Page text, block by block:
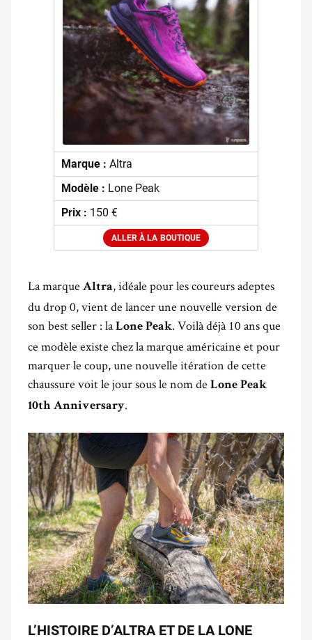
Marque : Altra
Modèle : Lone Peak
Prix : 150 €
ALLER À LA BOUTIQUE
La marque Altra, idéale pour les coureurs adeptes
du drop 0, vient de lancer une nouvelle version de
son best seller : laLone Peak. Voilà déjà 10 ans que
ce modèle existe chez la marque américaine et pour
marquer le coup, une nouvelle itération de cette
chaussure voit le jour sous le nom de Lone Peak
10th Anniversary.
L’HISTOIRE D’ALTRA ET DE LA LONE